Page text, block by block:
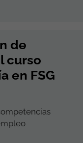
de
curso
en FSG